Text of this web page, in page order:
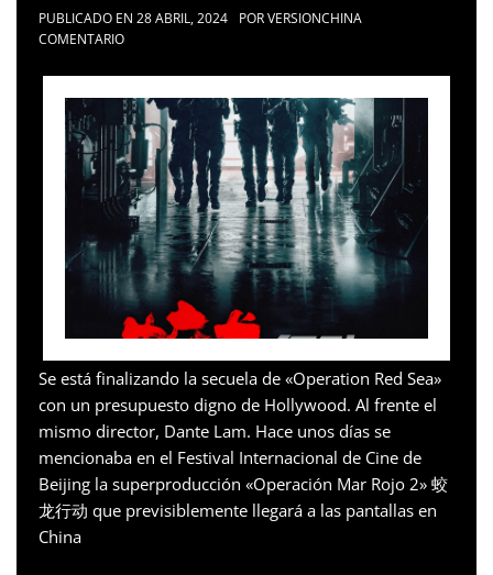
PUBLICADO EN 28 ABRIL, 2024 PORVERSIONCHINA
COMENTARIO
Se está finalizando la secuela de «Operation Red Sea»
con un presupuesto digno de Hollywood. Al frente el
mismo director, Dante Lam. Hace unos días se
mencionaba en el Festival Internacional de Cine de
Beijing la superproducción «Operación Mar Rojo 2» 蛟
龙行动 que previsiblemente llegará a las pantallas en
China